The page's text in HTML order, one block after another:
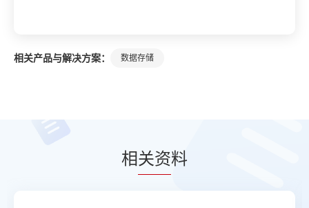
相关产品与解决方案： 数据存储
相关资料